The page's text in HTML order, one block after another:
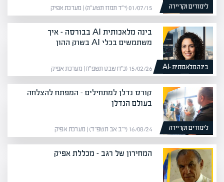
לימודים וקריירה 01/07/15 (י״ד תמוז תשע״ה) | מערכת אפיק
בינה מלאכותית -AI
בינה מלאכותית AI בבורסה – איך
משתמשים בכלי AI בשוק ההון
15/02/26 (כ״ח שבט תשפ״ו) | מערכת אפיק
לימודים וקריירה
קורס נדלן למתחילים – המפתח להצלחה
בעולם הנדלן
16/08/24 (י״ב אב תשפ״ד) | מערכת אפיק
המחירון של רגב – מכללת אפיק